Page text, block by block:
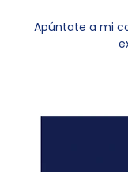
Apúntate a mi